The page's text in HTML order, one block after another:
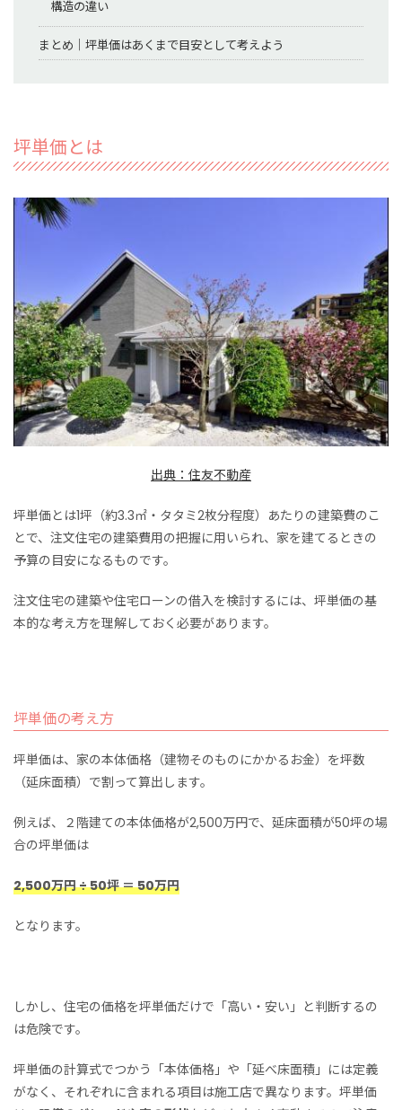
構造の違い
まとめ｜坪単価はあくまで目安として考えよう
坪単価とは
出典：住友不動産
坪単価とは1坪（約3.3㎡・タタミ2枚分程度）あたりの建築費のこ
とで、注文住宅の建築費用の把握に用いられ、家を建てるときの
予算の目安になるものです。
注文住宅の建築や住宅ローンの借入を検討するには、坪単価の基
本的な考え方を理解しておく必要があります。
坪単価の考え方
坪単価は、家の本体価格（建物そのものにかかるお金）を坪数
（延床面積）で割って算出します。
例えば、２階建ての本体価格が2,500万円で、延床面積が50坪の場
合の坪単価は
2,500万円 ÷ 50坪 ＝ 50万円
となります。
しかし、住宅の価格を坪単価だけで「高い・安い」と判断するの
は危険です。
坪単価の計算式でつかう「本体価格」や「延べ床面積」には定義
がなく、それぞれに含まれる項目は施工店で異なります。坪単価